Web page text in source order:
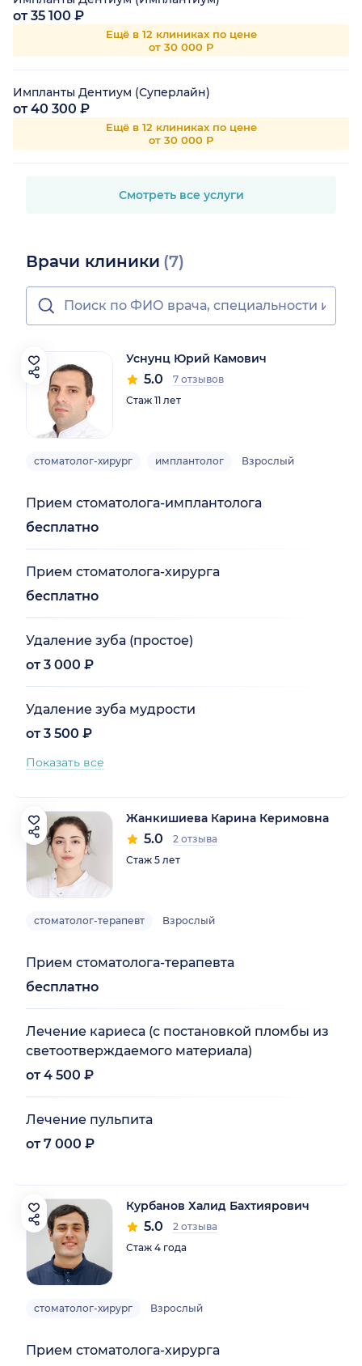
от 35 100 ₽
Ещё в 12 клиниках по цене
от 30 000 Р
Импланты Дентиум (Суперлайн)
от 40 300 ₽
Ещё в 12 клиниках по цене
от 30 000 Р
Смотреть все услуги
Врачи клиники (7)
Уснунц Юрий Камович
5.0
7 отзывов
Стаж 11 лет
стоматолог-хирург имплантолог Взрослый
Прием стоматолога-имплантолога
бесплатно
Прием стоматолога-хирурга
бесплатно
Удаление зуба (простое)
от 3 000 ₽
Удаление зуба мудрости
от 3 500 ₽
Показать все
Жанкишиева Карина Керимовна
5.0
2 отзыва
Стаж 5 лет
стоматолог-терапевт Взрослый
Прием стоматолога-терапевта
бесплатно
Лечение кариеса (с постановкой пломбы из
светоотверждаемого материала)
от 4 500 ₽
Лечение пульпита
от 7 000 ₽
Курбанов Халид Бахтиярович
5.0
2 отзыва
Стаж 4 года
стоматолог-хирург Взрослый
Прием стоматолога-хирурга